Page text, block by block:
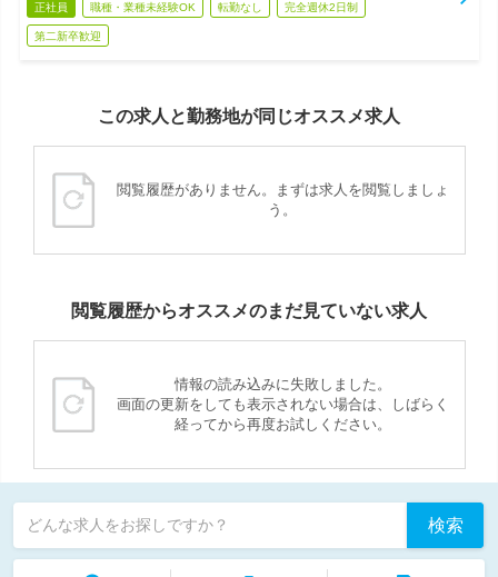
正社員 職種・業種未経験OK 転勤なし 完全週休2日制
第二新卒歓迎
この求人と勤務地が同じオススメ求人
閲覧履歴がありません。まずは求人を閲覧しましょ
う。
閲覧履歴からオススメのまだ見ていない求人
情報の読み込みに失敗しました。
画面の更新をしても表示されない場合は、しばらく
経ってから再度お試しください。
どんな求人をお探しですか？ 検索